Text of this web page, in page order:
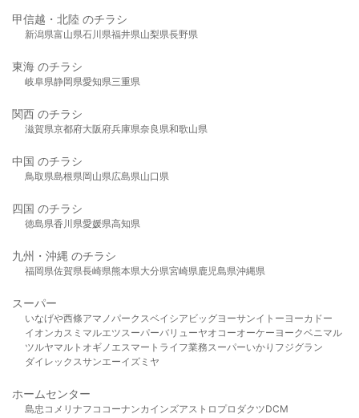
甲信越・北陸 のチラシ
新潟県富山県石川県福井県山梨県長野県
東海 のチラシ
岐阜県静岡県愛知県三重県
関西 のチラシ
滋賀県京都府大阪府兵庫県奈良県和歌山県
中国 のチラシ
鳥取県島根県岡山県広島県山口県
四国 のチラシ
徳島県香川県愛媛県高知県
九州・沖縄 のチラシ
福岡県佐賀県長崎県熊本県大分県宮崎県鹿児島県沖縄県
スーパー
いなげや西條アマノパークスベイシア ビッグヨーサンイトーヨーカドー
イオンカスミ マルエツスーパーバリューヤオコーオーケー ヨークベニマル
ツルヤマルト オギノ エスマート ライフ業務スーパーいかり フジグラン
ダイレックスサンエーイズミヤ
ホームセンター
島忠 コメリ ナフコ コーナンカインズアストロプロダクツDCM